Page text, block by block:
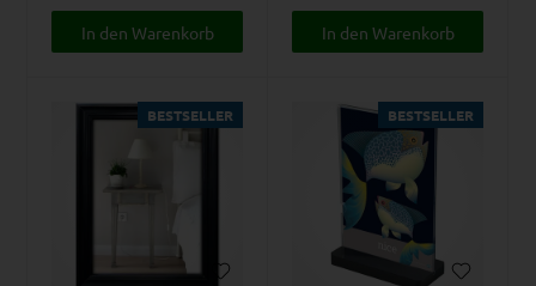
BESTSELLER BESTSELLER